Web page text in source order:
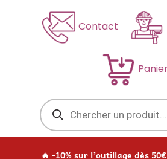
Contact
Recherche
de
produits
🔥 -10% sur l’outillage dès